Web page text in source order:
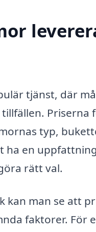
tjänst, där
typ,
en
rätt val.
kan man se att
faktorer. För